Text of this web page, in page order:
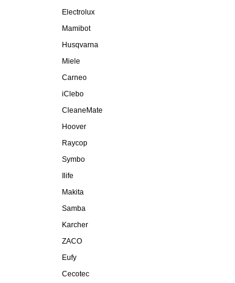
Electrolux
Mamibot
Husqvarna
Miele
Carneo
iClebo
CleaneMate
Hoover
Raycop
Symbo
Ilife
Makita
Samba
Karcher
ZACO
Eufy
Cecotec